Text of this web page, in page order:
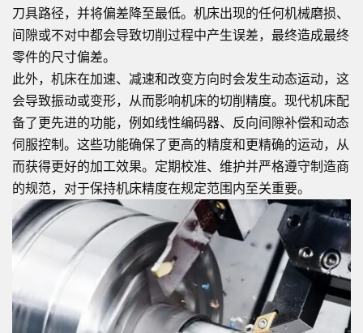
刀具路径，并将偏差降至最低。机床出现的任何机械磨损、
间隙或不对中都会导致切削过程中产生误差，最终造成最终
零件的尺寸偏差。
此外，机床在加速、减速和改变方向时会发生动态运动，这
会导致振动或变形，从而影响机床的切削精度。现代机床配
备了更先进的功能，例如线性编码器、反向间隙补偿和动态
伺服控制。这些功能确保了更高的精度和更精确的运动，从
而获得更好的加工效果。定期校准、维护并严格遵守制造商
的规范，对于保持机床精度在规定范围内至关重要。